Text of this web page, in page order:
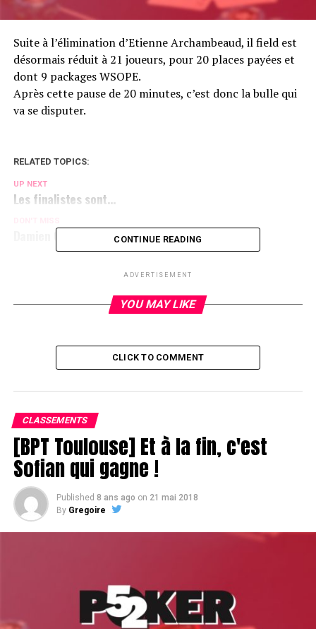
Suite à l’élimination d’Etienne Archambeaud, il field est
désormais réduit à 21 joueurs, pour 20 places payées et
dont 9 packages WSOPE.
Après cette pause de 20 minutes, c’est donc la bulle qui
va se disputer.
RELATED TOPICS:
UP NEXT
Les finalistes sont…
Damien Cayet perd un gros coup
CONTINUE READING
ADVERTISEMENT
YOU MAY LIKE
CLICK TO COMMENT
CLASSEMENTS
[BPT Toulouse] Et à la fin, c'est
Sofian qui gagne !
Published 8 ans ago on 21 mai 2018
By Gregoire